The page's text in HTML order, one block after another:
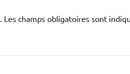
Les champs obligatoires sont